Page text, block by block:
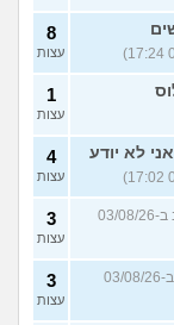
8
עצות
1
עצות
לא יודע
4
עצות
(דן, בן 42, כתב ב-03/08/26
3
עצות
(אנושי, בן 27, כתב ב-03/08/26
3
עצות